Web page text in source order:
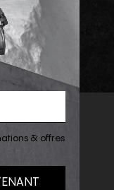
& offres